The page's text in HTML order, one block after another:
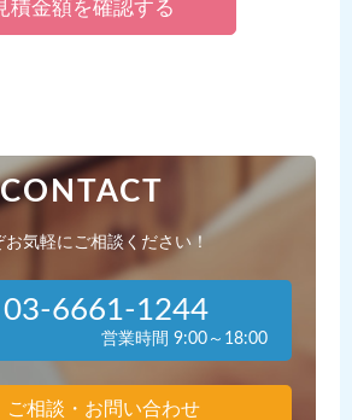
CONTACT
お気軽にご相談ください！
03-6661-1244
営業時間 9:00～18:00
ご相談・お問い合わせ